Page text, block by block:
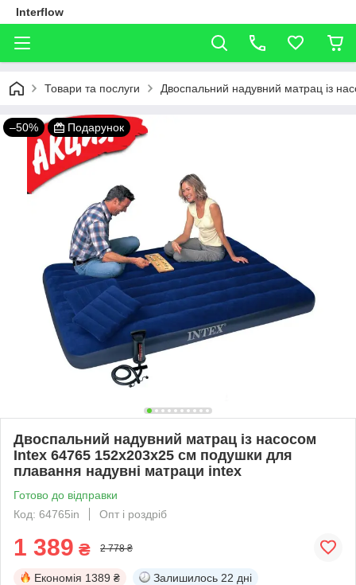
Interflow
Товари та послуги Двоспальний надувний матрац із
–50% Подарунок
Двоспальний надувний матрац із насосом
Intex 64765 152x203x25 см подушки для
плавання надувні матраци intex
Готово до відправки
Код: 64765in
Опт і роздріб
1 389 ₴ 2 778 ₴
Економія 1389 ₴ Залишилось 22 дні